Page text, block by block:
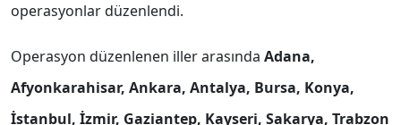
operasyonlar düzenlendi.
Operasyon düzenlenen iller arasında Adana,
Afyonkarahisar, Ankara, Antalya, Bursa, Konya,
İstanbul, İzmir, Gaziantep, Kayseri, Sakarya, Trabzon